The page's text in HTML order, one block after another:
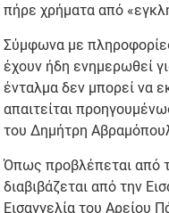
πήρε χρήματα από
Σύμφωνα με
έχουν ήδη ενημερωθεί
ένταλμα δεν μπορεί να
απαιτείται
του Δημήτρη
Όπως προβλέπεται από
διαβιβάζεται από την
Εισαγγελία του Αρείου